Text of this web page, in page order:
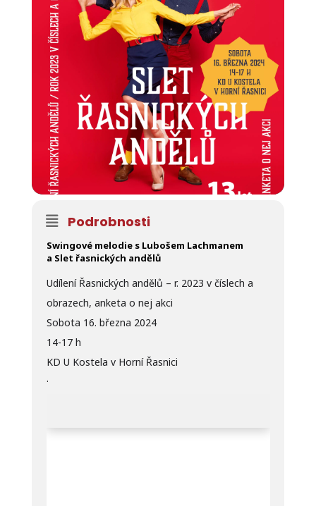
Podrobnosti
Swingové melodie s Lubošem Lachmanem
a Slet řasnických andělů
Udílení Řasnických andělů – r. 2023 v číslech a
obrazech, anketa o nej akci
Sobota 16. března 2024
14-17 h
KD U Kostela v Horní Řasnici
.